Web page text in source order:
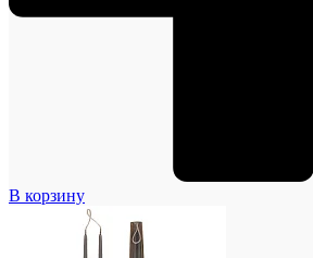
В корзину